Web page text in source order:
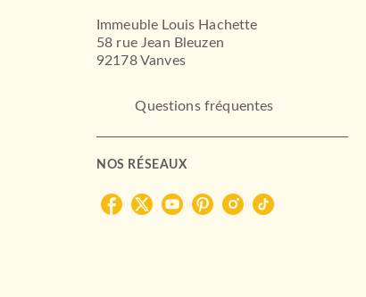
Immeuble Louis Hachette
58 rue Jean Bleuzen
92178 Vanves
Questions fréquentes
NOS RÉSEAUX